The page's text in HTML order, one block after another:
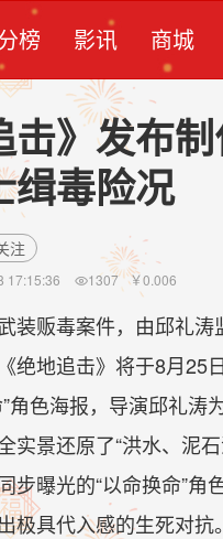
榜 影讯 商城
击》发布
缉毒险况
注
17:15:36 1307 ￥0.006
装贩毒案件，由邱礼
绝地追击》将于8月25
角色海报，导演邱礼
实景还原了“洪水、泥
步曝光的“以命换命”
极具代入感的生死对抗。